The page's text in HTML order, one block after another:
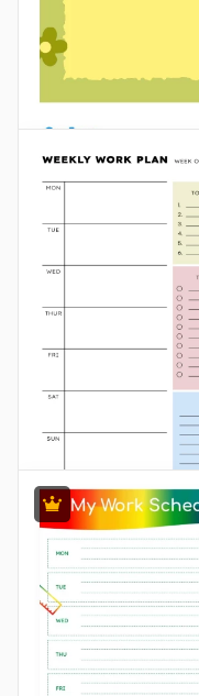
Zeitplan
Google Sheets
Positive
Arbeitszeitplan
Beginnen Sie Ihre
mit Positivität!